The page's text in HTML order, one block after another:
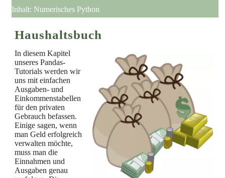
Inhalt: Numerisches Python
Haushaltsbuch
In diesem Kapitel
unseres Pandas-
Tutorials werden wir
uns mit einfachen
Ausgaben- und
Einkommenstabellen
für den privaten
Gebrauch befassen.
Einige sagen, wenn
man Geld erfolgreich
verwalten möchte,
muss man die
Einnahmen und
Ausgaben genau